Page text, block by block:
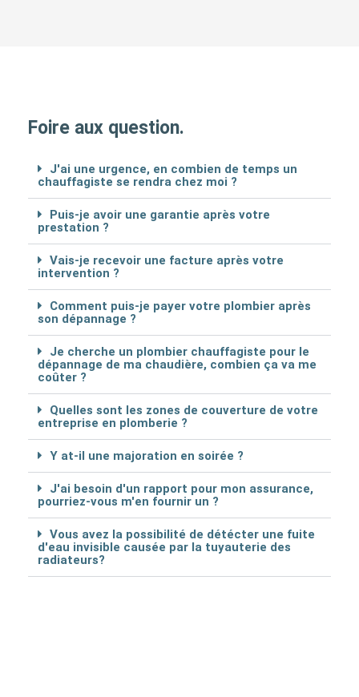
Foire aux question.
J'ai une urgence, en combien de temps un
chauffagiste se rendra chez moi ?
Puis-je avoir une garantie après votre
prestation ?
Vais-je recevoir une facture après votre
intervention ?
Comment puis-je payer votre plombier après
son dépannage ?
Je cherche un plombier chauffagiste pour le
dépannage de ma chaudière, combien ça va me
coûter ?
Quelles sont les zones de couverture de votre
entreprise en plomberie ?
Y at-il une majoration en soirée ?
J'ai besoin d'un rapport pour mon assurance,
pourriez-vous m'en fournir un ?
Vous avez la possibilité de détécter une fuite
d'eau invisible causée par la tuyauterie des
radiateurs?